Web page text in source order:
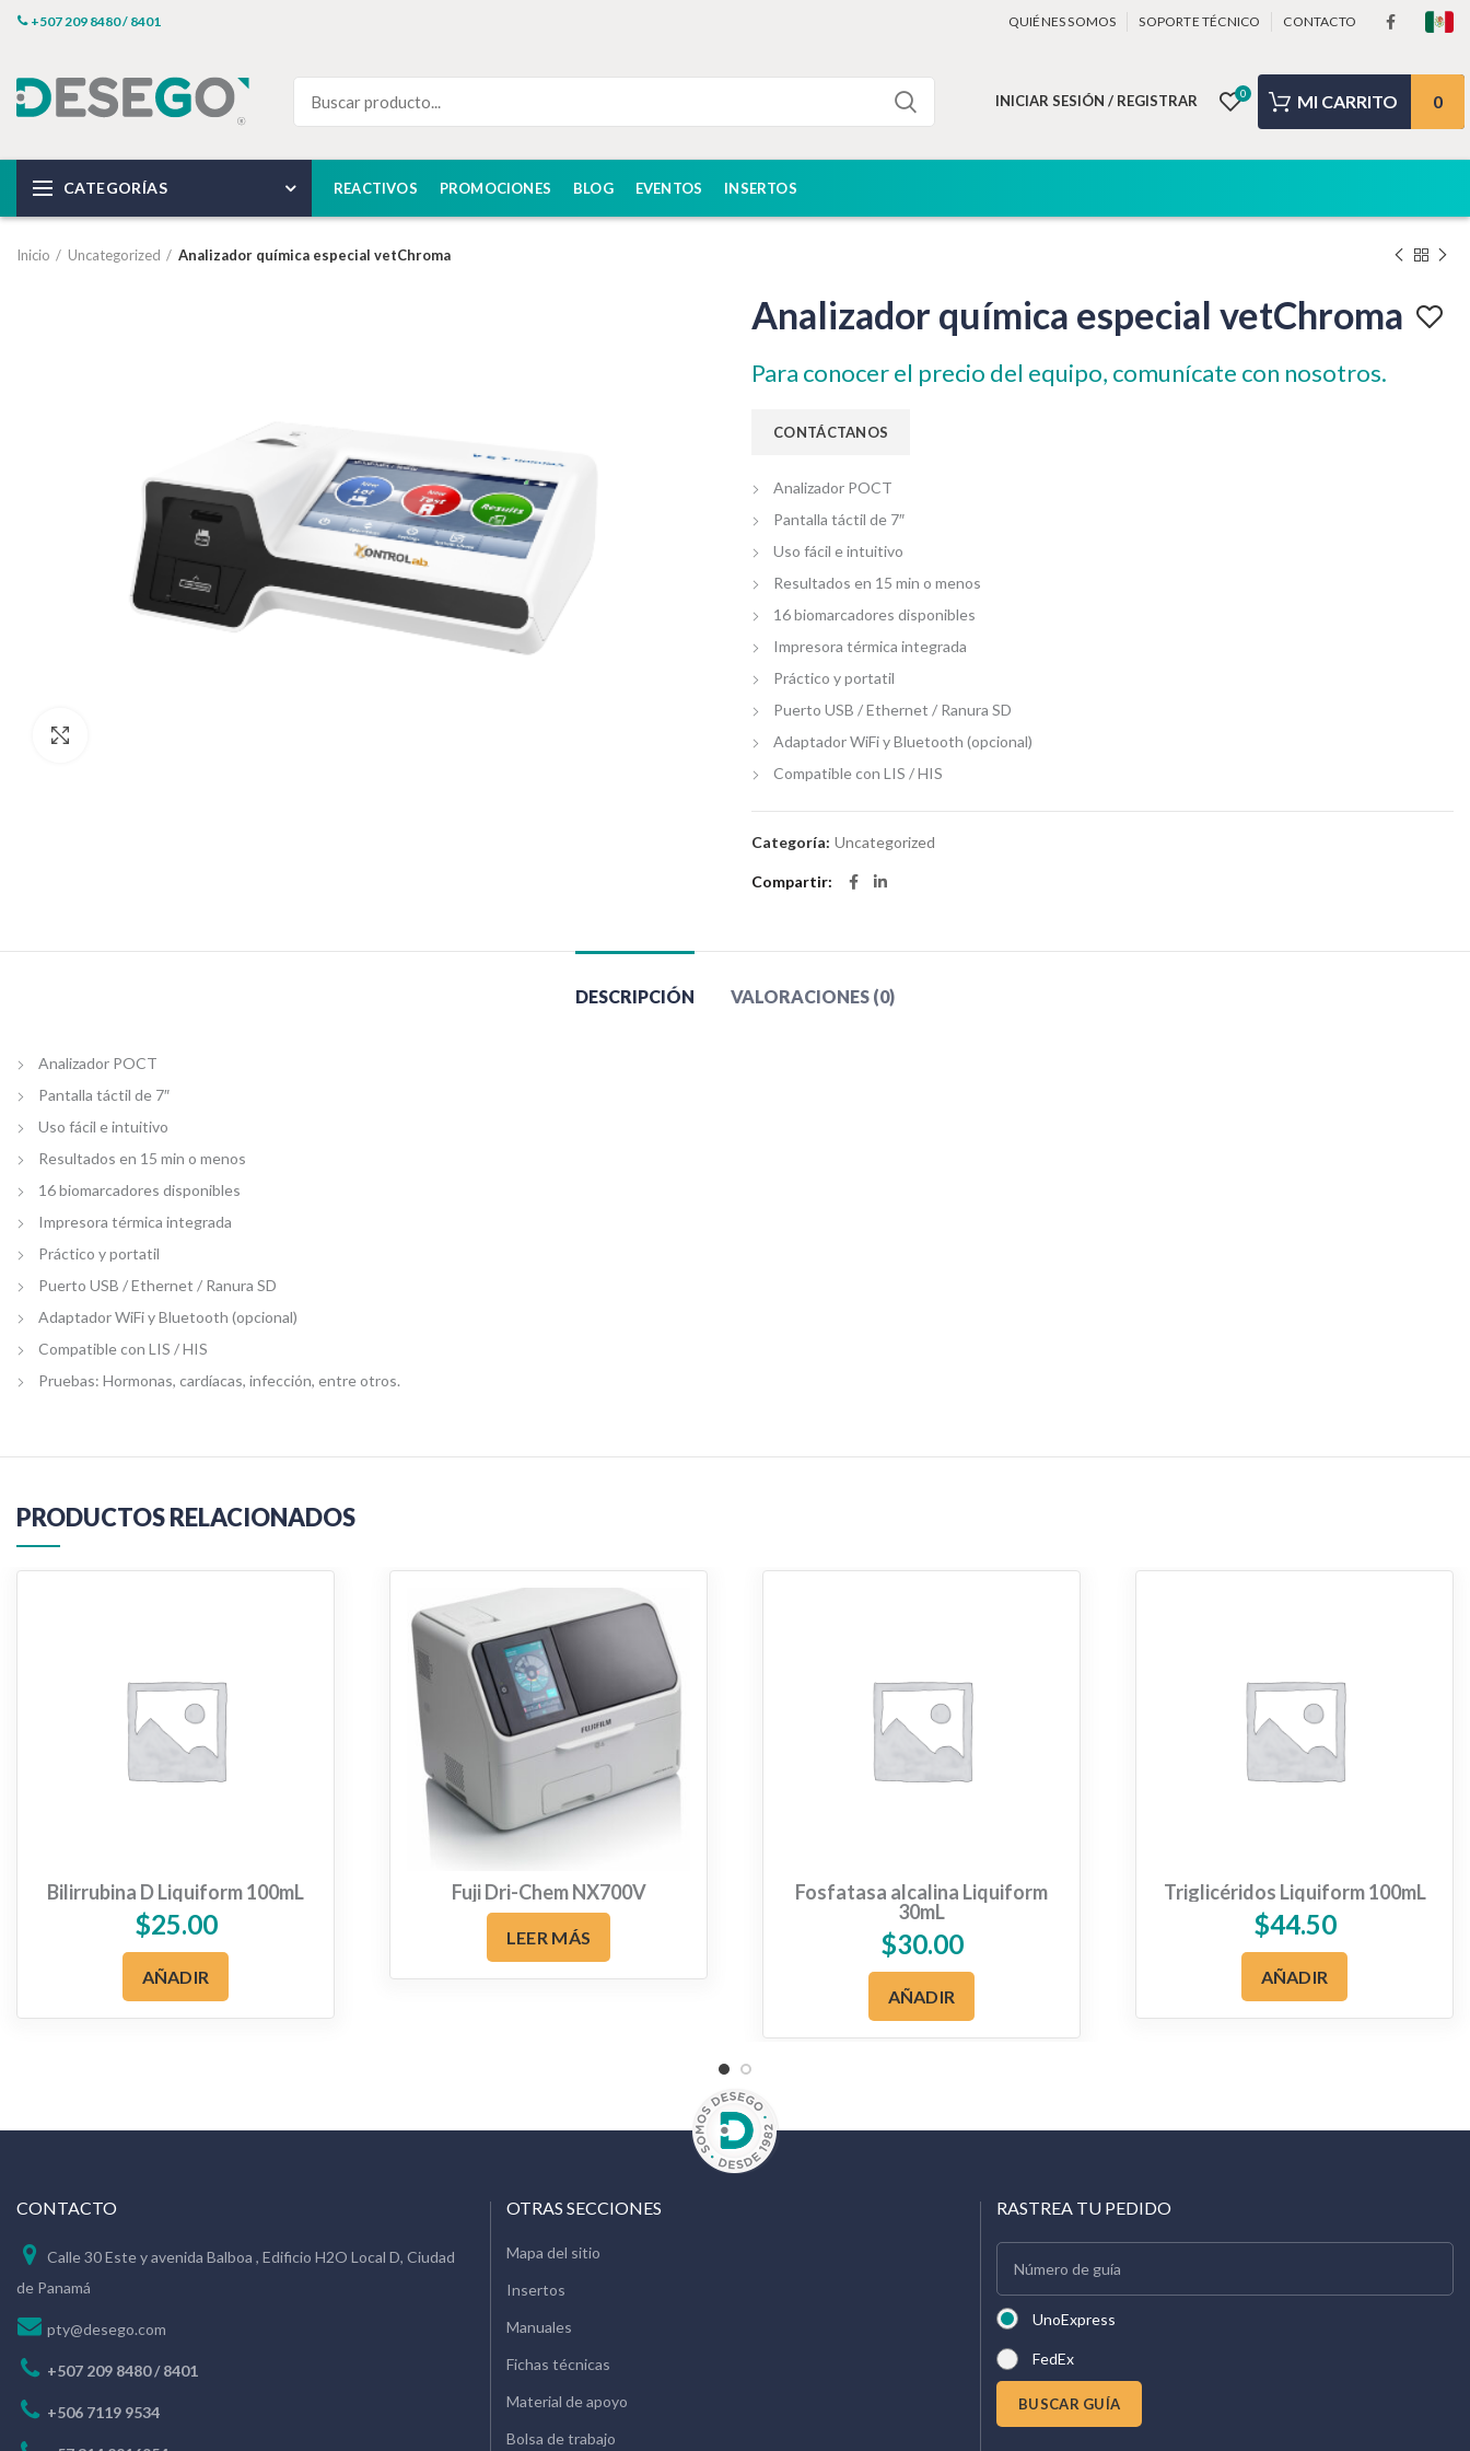
+507 209 8480 / 8401 QUIÉNES SOMOS SOPORTE TÉCNICO CONTACTO
INICIAR SESIÓN / REGISTRAR 0 0
CATEGORÍAS REACTIVOS PROMOCIONES BLOG EVENTOS INSERTOS
Inicio Uncategorized Analizador química especial vetChroma
Analizador química especial vetChroma
Para conocer el precio del equipo, comunícate con nosotros.
Analizador POCT
Pantalla táctil de 7″
Uso fácil e intuitivo
Resultados en 15 min o menos
16 biomarcadores disponibles
Impresora térmica integrada
Práctico y portatil
Puerto USB / Ethernet / Ranura SD
Adaptador WiFi y Bluetooth (opcional)
Compatible con LIS / HIS
Categoría: Uncategorized
Compartir
DESCRIPCIÓN VALORACIONES (0)
Analizador POCT
Pantalla táctil de 7″
Uso fácil e intuitivo
Resultados en 15 min o menos
16 biomarcadores disponibles
Impresora térmica integrada
Práctico y portatil
Puerto USB / Ethernet / Ranura SD
Adaptador WiFi y Bluetooth (opcional)
Compatible con LIS / HIS
Pruebas: Hormonas, cardíacas, infección, entre otros.
PRODUCTOS RELACIONADOS
Bilirrubina D Liquiform 100mL
$25.00
AÑADIR
Fuji Dri-Chem NX700V
LEER MÁS
Fosfatasa alcalina Liquiform
30mL
$30.00
AÑADIR
Triglicéridos Liquiform 100mL
$44.50
AÑADIR
CONTACTO
Calle 30 Este y avenida Balboa , Edificio H2O Local D, Ciudad
de Panamá
pty@desego.com
+507 209 8480 / 8401
+506 7119 9534
OTRAS SECCIONES
Mapa del sitio
Insertos
Manuales
Fichas técnicas
Material de apoyo
Bolsa de trabajo
RASTREA TU PEDIDO
UnoExpress
FedEx
BUSCAR GUÍA